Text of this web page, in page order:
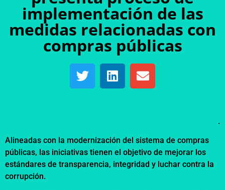
implementación de las
medidas relacionadas con
compras públicas
.
Alineadas con la modernización del sistema de compras
públicas, las iniciativas tienen el objetivo de mejorar los
estándares de transparencia, integridad y luchar contra la
corrupción.